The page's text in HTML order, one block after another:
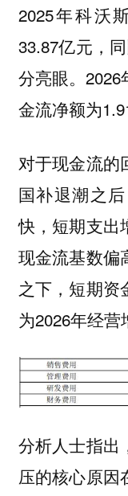
2025年科沃
33.87亿元，
分亮眼。
金流净额为
对于现金流的
国补退潮之
快，短期支出
现金流基数偏
之下，短期资
为2026年经营
分析人士指出
压的核心原因